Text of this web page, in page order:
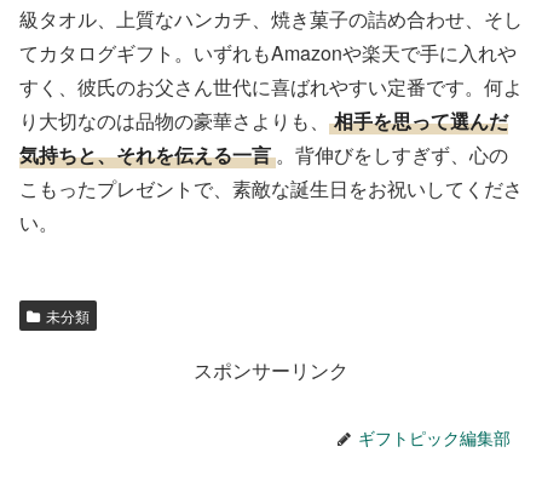
級タオル、上質なハンカチ、焼き菓子の詰め合わせ、そし
てカタログギフト。いずれもAmazonや楽天で手に入れや
すく、彼氏のお父さん世代に喜ばれやすい定番です。何よ
り大切なのは品物の豪華さよりも、
相手を思って選んだ
気持ちと、それを伝える一言 。背伸びをしすぎず、心の
こもったプレゼントで、素敵な誕生日をお祝いしてくださ
い。
未分類
スポンサーリンク
ギフトピック編集部